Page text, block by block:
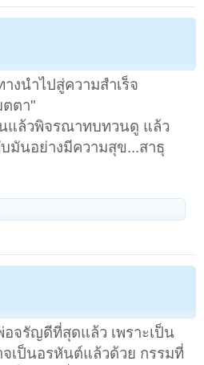
งนำไปสู่ความสำเร็จ
ตา"
แล้วพิจรณาทบทวนดู แล้ว
มันอย่างมีความสุข...สาธุ
จรัญดีที่สุดแล้ว เพราะเป็น
จเป็นอรหันต์แล้วด้วย กรรมที่